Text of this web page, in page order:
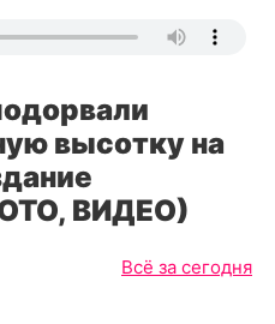
высотку на
ВИДЕО)
Всё за сегодня